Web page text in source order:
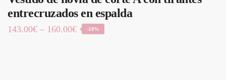
entrecruzados en espalda
143.00€ – 160.00€ -28%